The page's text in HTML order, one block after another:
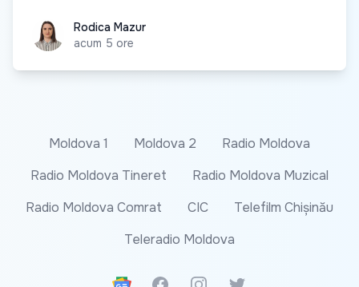
Rodica MazurRodica Mazur
acum 5 ore
Moldova 1 Moldova 2
Radio Moldova
Radio Moldova Tineret
Radio Moldova Muzical
Radio Moldova Comrat
CIC
Telefilm Chișinău
Teleradio Moldova
Google News
FacebookInstagramTwitter